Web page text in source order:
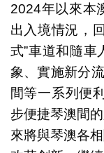
2024年以來本
出入境情況，
式”車道和隨車
象、實施新分
間等一系列便
步便捷琴澳間
來將與琴澳各